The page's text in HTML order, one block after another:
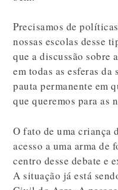
Precisamos de
nossas escolas desse
que a discussão sobre
em todas as esferas da
pauta permanente em
que queremos para as
O fato de uma criança
acesso a uma arma de
centro desse debate e
A situação já está